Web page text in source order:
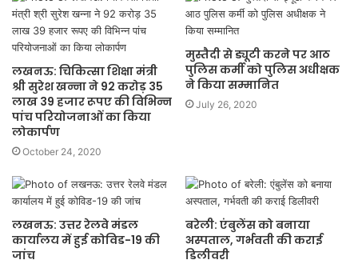
लखनऊ: चिकित्सा शिक्षा मंत्री
श्री सुरेश खन्ना ने 92 करोड़ 35
लाख 39 हजार रूपए की विभिन्न
पांच परियोजनाओं का किया
लोकार्पण
October 24, 2020
मुस्तैदी से ड्यूटी करने पर आठ
पुलिस कर्मी को पुलिस अधीक्षक
ने किया सम्मानित
July 26, 2020
लखनऊ: उत्तर रेलवे मंडल
कार्यालय में हुई कोविड-19 की
जांच
बरेली: एंबुलेंस को बनाया
अस्पताल, गर्भवती की कराई
डिलीवरी